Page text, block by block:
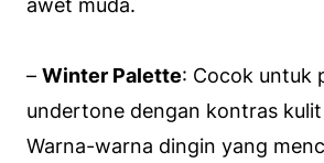
awet muda.
– Winter Palette: Cocok untuk
undertone dengan kontras
Warna-warna dingin yang